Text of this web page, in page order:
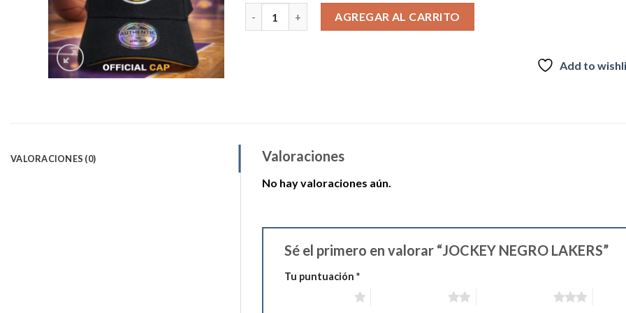
era:
$29.990.
es:
$21.989.
AGREGAR AL CARRITO
Add to
VALORACIONES (0) Valoraciones
No hay valoraciones aún.
Sé el primero en valorar “JOCKEY NEGRO LAKERS”
Tu puntuación *